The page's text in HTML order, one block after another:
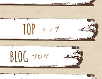
トップ
TOP
ブログ
BLOG